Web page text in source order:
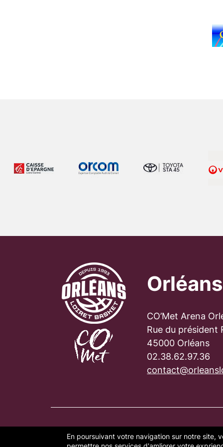
En poursuivant votre navigation sur notre site,
CO’Met Arena
Rue du président
45000 Orléans
02.38.62.97.36
PLAN DU SITE FAQ